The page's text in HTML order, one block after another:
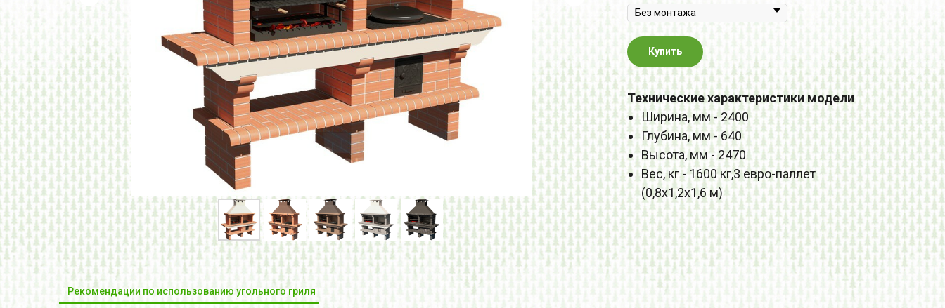
Купить
Технические характеристики модели
Ширина, мм - 2400
Глубина, мм - 640
Высота, мм - 2470
Вес, кг - 1600 кг,3 евро-паллет
(0,8х1,2х1,6 м)
Рекомендации по использованию угольного гриля